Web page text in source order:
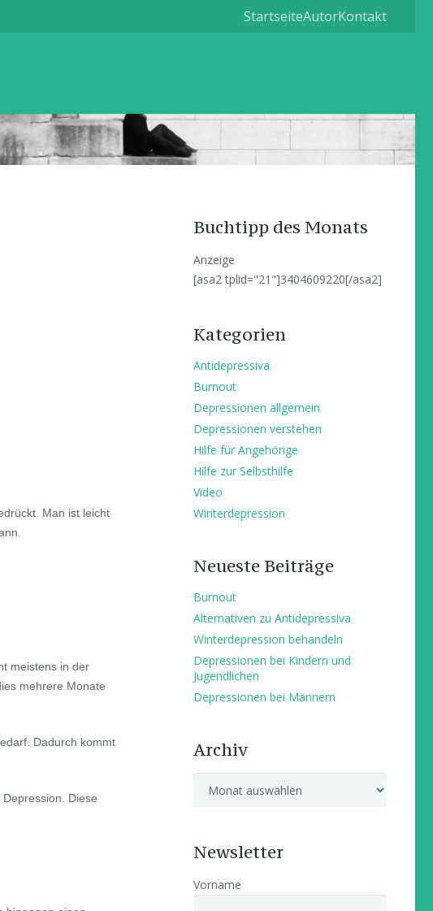
StartseiteAutorKontakt
Man ist leicht
meistens in der
mehrere Monate
Dadurch kommt
Diese
Buchtipp des Monats
Anzeige
[asa2 tplid="21"]3404609220[/asa2]
Kategorien
Antidepressiva
Burnout
Depressionen allgemein
Depressionen verstehen
Hilfe für Angehörige
Hilfe zur Selbsthilfe
Video
Winterdepression
Neueste Beiträge
Burnout
Alternativen zu Antidepressiva
Winterdepression behandeln
Depressionen bei Kindern und
Jugendlichen
Depressionen bei Männern
Archiv
Newsletter
Vorname